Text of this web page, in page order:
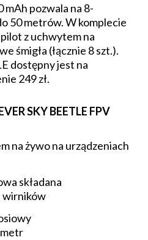
pozwala na 8-
50 metrów. W komplecie
z uchwytem na
śmigła (łącznie 8 szt.).
dostępny jest na
249 zł.
SKY BEETLE FPV
na żywo na urządzeniach
składana
wirników